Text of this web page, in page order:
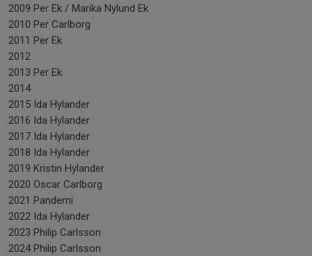
2009 Per Ek / Marika Nylund Ek
2010 Per Carlborg
2011 Per Ek
2012
2013 Per Ek
2014
2015 Ida Hylander
2016 Ida Hylander
2017 Ida Hylander
2018 Ida Hylander
2019 Kristin Hylander
2020 Oscar Carlborg
2021 Pandemi
2022 Ida Hylander
2023 Philip Carlsson
2024 Philip Carlsson